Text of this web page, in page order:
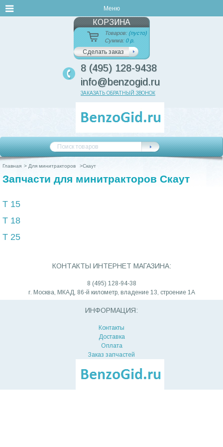
Меню
КОРЗИНА
Товаров: (пусто)
Сумма: 0 р.
Сделать заказ
8 (495) 128-9438
info@benzogid.ru
ЗАКАЗАТЬ ОБРАТНЫЙ ЗВОНОК
Главная > Для минитракторов >Скаут
Запчасти для минитракторов Скаут
Т 15
Т 18
Т 25
КОНТАКТЫ ИНТЕРНЕТ МАГАЗИНА:
8 (495) 128-94-38
г. Москва, МКАД, 86-й километр, владение 13, строение 1А
ИНФОРМАЦИЯ:
Контакты
Доставка
Оплата
Заказ запчастей